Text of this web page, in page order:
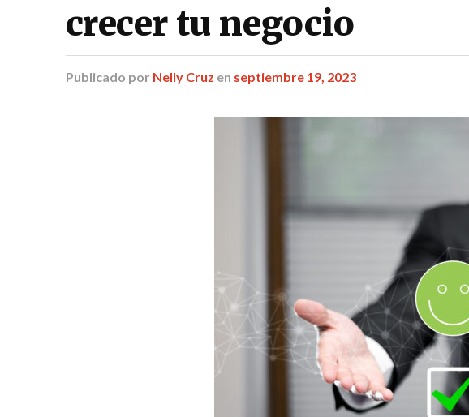
crecer tu negocio
Publicado por Nelly Cruz en septiembre 19, 2023